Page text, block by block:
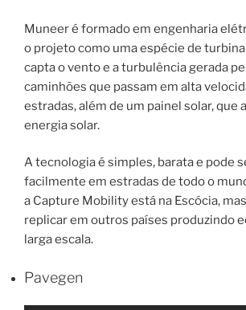
Muneer é formado em engenharia
o projeto como uma espécie de
capta o vento e a turbulência gerada
caminhões que passam em alta
estradas, além de um painel solar, que
energia solar.
A tecnologia é simples, barata e pode
facilmente em estradas de todo o
a Capture Mobility está na Escócia,
replicar em outros países produzindo
larga escala.
Pavegen